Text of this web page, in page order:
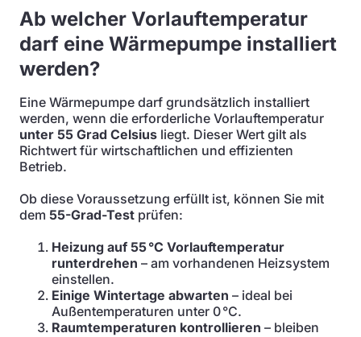
Ab welcher Vorlauftemperatur
darf eine Wärmepumpe installiert
werden?
Eine Wärmepumpe darf grundsätzlich installiert
werden, wenn die erforderliche Vorlauftemperatur
unter 55 Grad Celsius liegt. Dieser Wert gilt als
Richtwert für wirtschaftlichen und effizienten
Betrieb.
Ob diese Voraussetzung erfüllt ist, können Sie mit
dem 55-Grad-Test prüfen:
Heizung auf 55 °C Vorlauftemperatur
runterdrehen – am vorhandenen Heizsystem
einstellen.
Einige Wintertage abwarten – ideal bei
Außentemperaturen unter 0 °C.
Raumtemperaturen kontrollieren – bleiben